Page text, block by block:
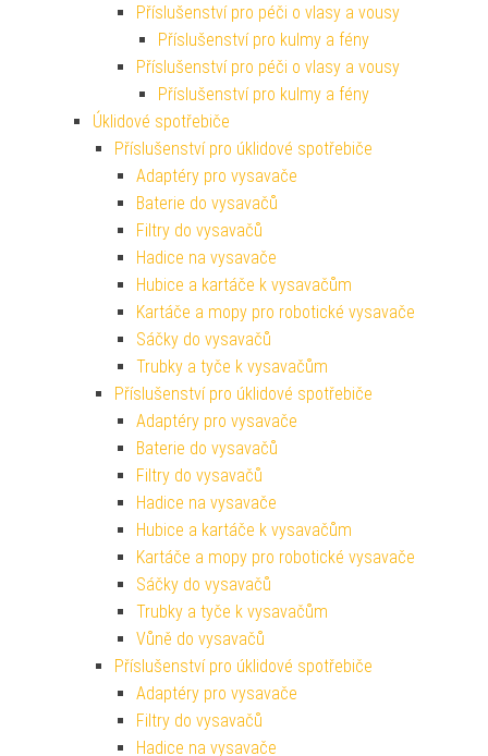
Příslušenství pro péči o vlasy a vousy
Příslušenství pro kulmy a fény
Příslušenství pro péči o vlasy a vousy
Příslušenství pro kulmy a fény
Úklidové spotřebiče
Příslušenství pro úklidové spotřebiče
Adaptéry pro vysavače
Baterie do vysavačů
Filtry do vysavačů
Hadice na vysavače
Hubice a kartáče k vysavačům
Kartáče a mopy pro robotické vysavače
Sáčky do vysavačů
Trubky a tyče k vysavačům
Příslušenství pro úklidové spotřebiče
Adaptéry pro vysavače
Baterie do vysavačů
Filtry do vysavačů
Hadice na vysavače
Hubice a kartáče k vysavačům
Kartáče a mopy pro robotické vysavače
Sáčky do vysavačů
Trubky a tyče k vysavačům
Vůně do vysavačů
Příslušenství pro úklidové spotřebiče
Adaptéry pro vysavače
Filtry do vysavačů
Hadice na vysavače